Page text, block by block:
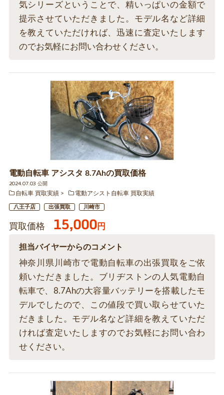
気シリーズということで、精いっぱいの金額で
提示させていただきました。モデル名など詳細
を教えていただければ、迅速に査定いたします
のでお気軽にお問い合わせください。
電動自転車 アシスタ 8.7Ahの買取価格
2024.07.03 公開
自転車 買取実績
電動アシスト自転車 買取実績
八王子店 出張買取 川崎市
買取価格 15,000円
担当バイヤーからのコメント
神奈川県川崎市で電動自転車の出張買取をご依
頼いただきました。ブリヂストンの人気電動自
転車で、8.7Ahの大容量バッテリーを搭載したモ
デルでしたので、この値段で買い取らせていた
だきました。モデル名など詳細を教えていただ
ければ査定いたしますのでお気軽にお問い合わ
せください。